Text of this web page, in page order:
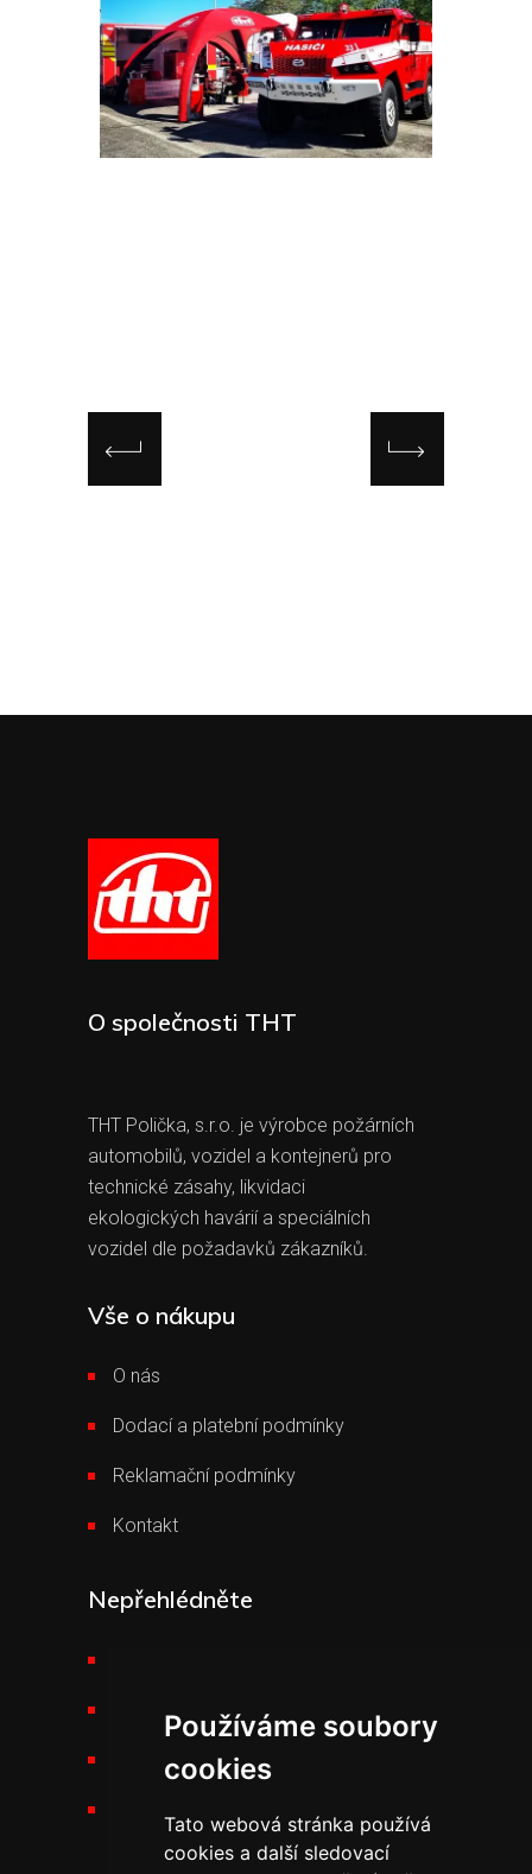
Používáme soubory
cookies
Tato webová stránka používá
cookies a další sledovací
O společnosti THT
THT Polička, s.r.o. je výrobce požárních
automobilů, vozidel a kontejnerů pro
technické zásahy, likvidaci
ekologických havárií a speciálních
vozidel dle požadavků zákazníků.
Vše o nákupu
O nás
Dodací a platební podmínky
Reklamační podmínky
Kontakt
Nepřehlédněte
Výšková technika
Kariéra v THT